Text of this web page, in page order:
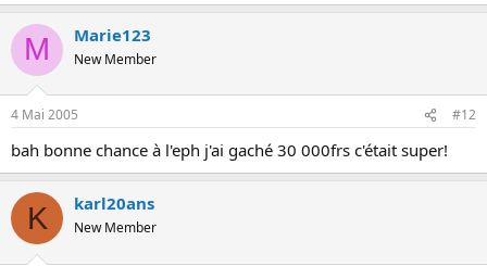
M Marie123
New Member
4 Mai 2005 #12
bah bonne chance à l'eph j'ai gaché 30 000frs c'était super!
K karl20ans
New Member